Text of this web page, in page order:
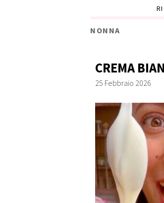
NONNA
CREMA
25 Febbraio 2026